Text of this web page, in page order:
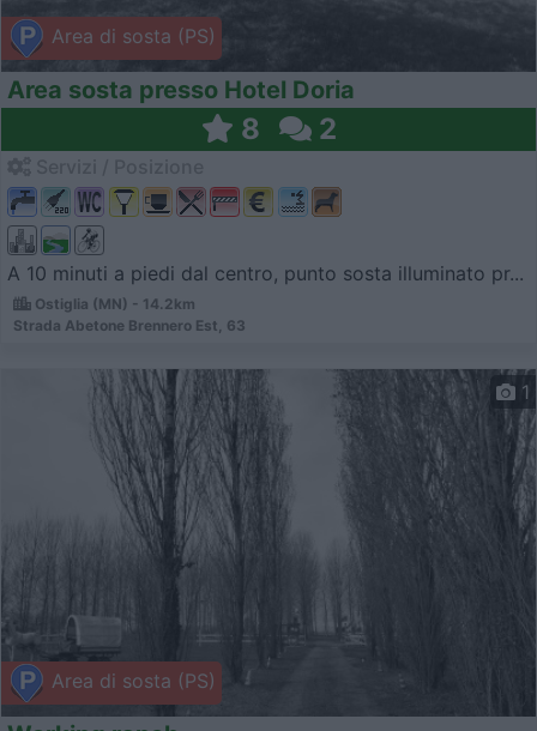
Area di sosta (PS)
Area sosta presso Hotel Doria
8 2
A 10 minuti a piedi dal centro, punto sosta illuminato pr...
Ostiglia (MN) - 14.2km
Strada Abetone Brennero Est, 63
Area di sosta (PS)
1